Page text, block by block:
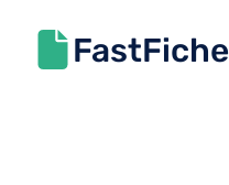
FastFiche